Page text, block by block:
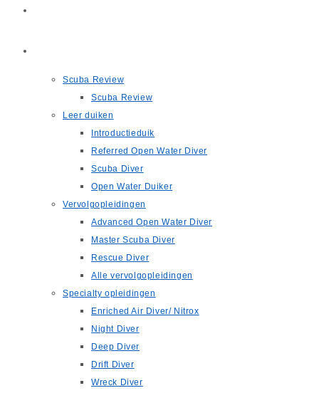
Scuba Review
Scuba Review
Leer duiken
Introductieduik
Referred Open Water Diver
Scuba Diver
Open Water Duiker
Vervolgopleidingen
Advanced Open Water Diver
Master Scuba Diver
Rescue Diver
Alle vervolgopleidingen
Specialty opleidingen
Enriched Air Diver/ Nitrox
Night Diver
Deep Diver
Drift Diver
Wreck Diver